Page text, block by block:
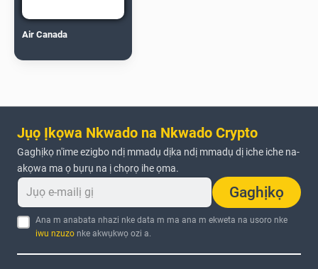
Air Canada
Jụọ Ịkọwa Nkwado na Nkwado Crypto
Gaghịkọ n'ime ezigbo ndị mmadụ dịka ndị mmadụ dị iche iche na-
akọwa ma ọ bụrụ na ị chọrọ ihe ọma.
Gaghịkọ
Ana m anabata nhazi nke data m ma ana m ekweta na usoro nke
iwu nzuzo nke akwụkwọ ozi a.